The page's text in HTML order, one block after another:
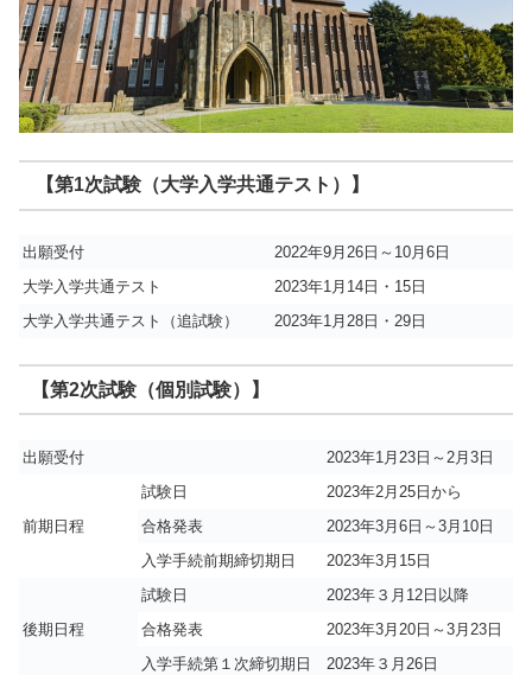
【第1次試験（大学入学共通テスト）】
出願受付
2022年9月26日～10月6日
大学入学共通テスト
2023年1月14日・15日
大学入学共通テスト（追試験）
2023年1月28日・29日
【第2次試験（個別試験）】
出願受付 2023年1月23日～2月3日
前期日程
試験日
2023年2月25日から
合格発表
2023年3月6日～3月10日
入学手続前期締切期日
2023年3月15日
後期日程
試験日
2023年３月12日以降
合格発表
2023年3月20日～3月23日
入学手続第１次締切期日
2023年３月26日